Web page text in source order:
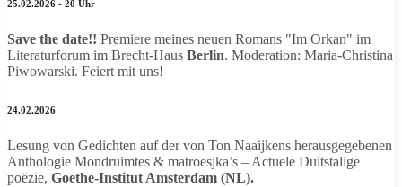
25.02.2026 - 20 Uhr
Save the date!! Premiere meines neuen Romans "Im Orkan" im
Literaturforum im Brecht-Haus Berlin. Moderation: Maria-Christina
Piwowarski. Feiert mit uns!
24.02.2026
Lesung von Gedichten auf der von Ton Naaijkens herausgegebenen
Anthologie Mondruimtes & matroesjka’s – Actuele Duitstalige
poëzie, Goethe-Institut Amsterdam (NL).